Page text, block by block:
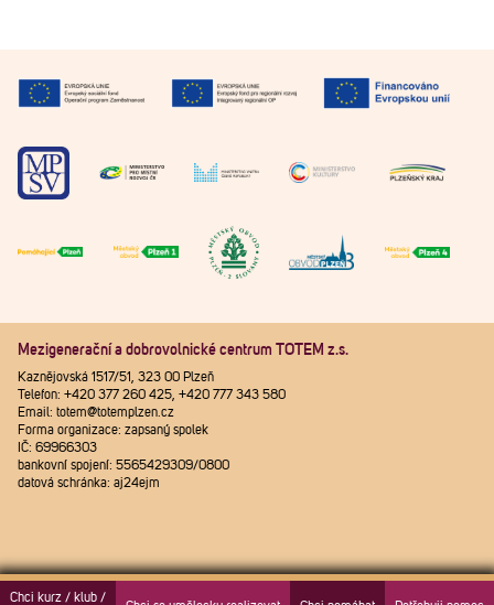
Chci kurz / klub /
Mezigenerační a dobrovolnické centrum TOTEM z.s.
Kaznějovská 1517/51, 323 00 Plzeň
Telefon: +420 377 260 425, +420 777 343 580
Email: totem@totemplzen.cz
Forma organizace: zapsaný spolek
IČ: 69966303
bankovní spojení: 5565429309/0800
datová schránka: aj24ejm